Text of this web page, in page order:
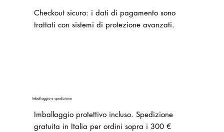
Checkout sicuro: i dati di pagamento sono
trattati con sistemi di protezione avanzati.
Imballaggio e spedizione
Imballaggio protettivo incluso. Spedizione
gratuita in Italia per ordini sopra i 300 €